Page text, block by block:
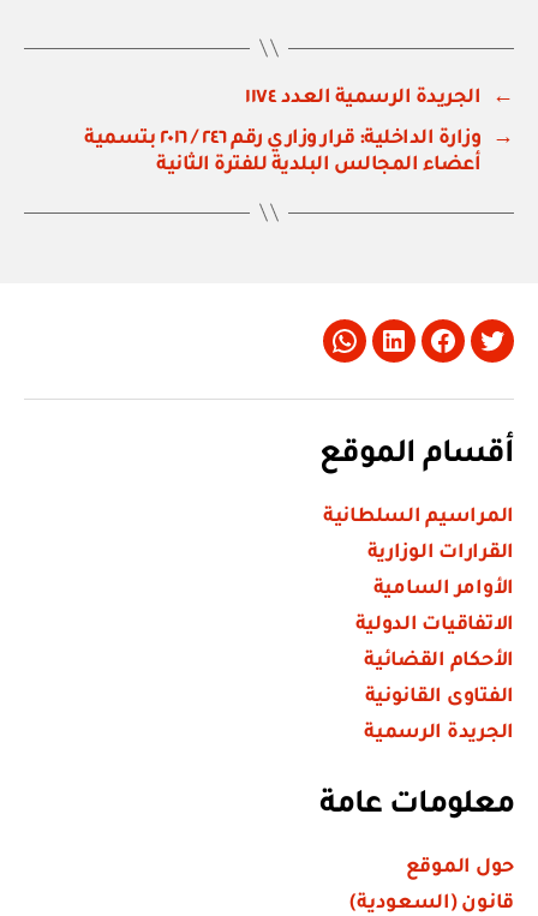
←
الجريدة الرسمية العدد ١١٧٤
→
وزارة الداخلية: قرار وزاري رقم ٢٤٦ / ٢٠١٦ بتسمية
أعضاء المجالس البلدية للفترة الثانية
Twitter
Facebook
LinkedIn
Whatsapp
أقسام الموقع
المراسيم السلطانية
القرارات الوزارية
الأوامر السامية
الاتفاقيات الدولية
الأحكام القضائية
الفتاوى القانونية
الجريدة الرسمية
معلومات عامة
حول الموقع
قانون (السعودية)